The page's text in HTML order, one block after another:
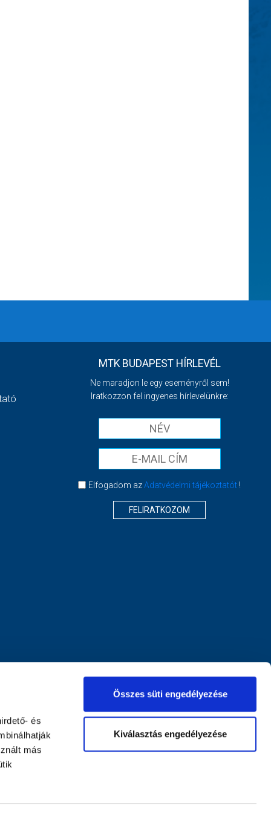
és
más
Összes süti engedélyezése
Kiválasztás engedélyezése
MTK BUDAPEST HÍRLEVÉL
Ne maradjon le egy eseményről sem!
Iratkozzon fel ingyenes hírlevelünkre:
Elfogadom azAdatvédelmi tájékoztatót !
FELIRATKOZOM